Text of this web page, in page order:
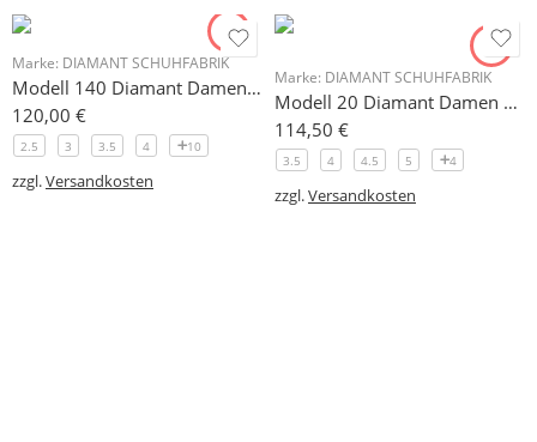
Marke: DIAMANT SCHUHFABRIK
Modell 140 Diamant Damen Trainerschuh Microfaser 3,7 cm
120,00 €
2.5 3 3.5 4 10
zzgl.Versandkosten
Marke: DIAMANT SCHUHFABRIK
Modell 20 Diamant Damen Tanzschuh Auslaufartikel!
114,50 €
3.5 4 4.5 5 4
zzgl.Versandkosten